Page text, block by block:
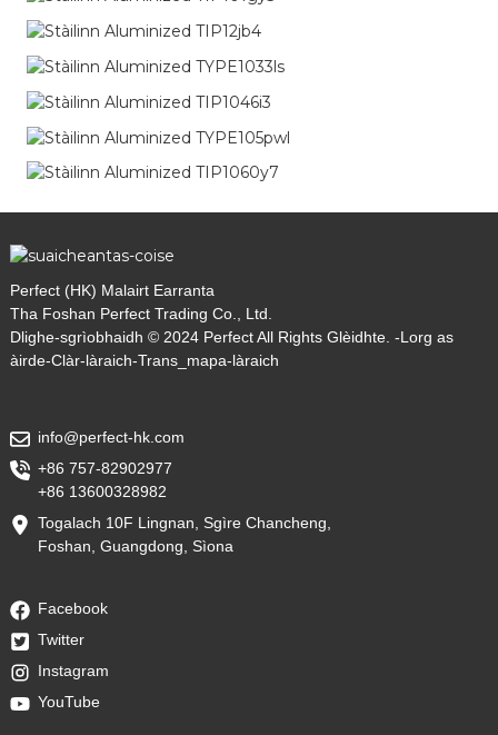
Perfect (HK) Malairt Earranta
Tha Foshan Perfect Trading Co., Ltd.
Dlighe-sgrìobhaidh © 2024 Perfect All Rights Glèidhte. -Lorg as
àirde-Clàr-làraich-Trans_mapa-làraich
info@perfect-hk.com
+86 757-82902977
+86 13600328982
Togalach 10F Lingnan, Sgìre Chancheng,
Foshan, Guangdong, Sìona
Facebook
Twitter
Instagram
YouTube